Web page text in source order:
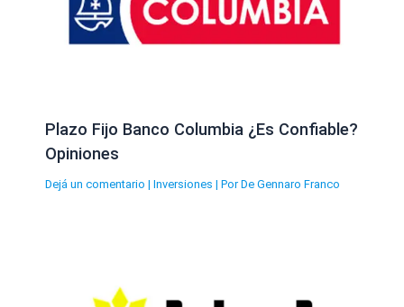
Plazo Fijo Banco Columbia ¿Es Confiable?
Opiniones
Dejá un comentario | Inversiones | Por De Gennaro Franco